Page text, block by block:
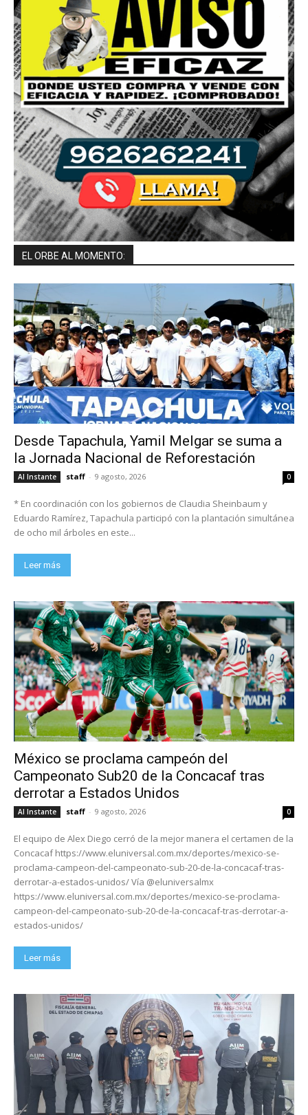
EL ORBE AL MOMENTO:
Desde Tapachula, Yamil Melgar se suma a
la Jornada Nacional de Reforestación
Al Instante staff - 9 agosto, 2026 0
* En coordinación con los gobiernos de Claudia Sheinbaum y
Eduardo Ramírez, Tapachula participó con la plantación simultánea
de ocho mil árboles en este...
Leer más
México se proclama campeón del
Campeonato Sub20 de la Concacaf tras
derrotar a Estados Unidos
Al Instante staff - 9 agosto, 2026 0
El equipo de Alex Diego cerró de la mejor manera el certamen de la
Concacaf https://www.eluniversal.com.mx/deportes/mexico-se-
proclama-campeon-del-campeonato-sub-20-de-la-concacaf-tras-
derrotar-a-estados-unidos/ Vía @eluniversalmx
https://www.eluniversal.com.mx/deportes/mexico-se-proclama-
campeon-del-campeonato-sub-20-de-la-concacaf-tras-derrotar-a-
estados-unidos/
Leer más